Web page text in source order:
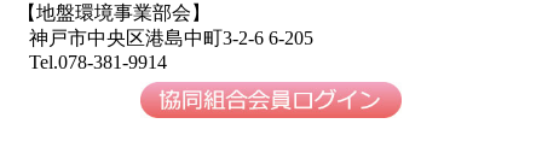
【地盤環境事業部会】
神戸市中央区港島中町3-2-6 6-205
Tel.078-381-9914